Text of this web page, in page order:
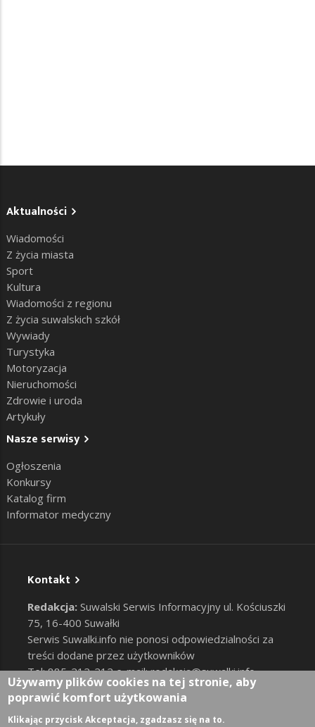
Aktualności
Wiadomości
Z życia miasta
Sport
Kultura
Wiadomości z regionu
Z życia suwalskich szkół
Wywiady
Turystyka
Motoryzacja
Nieruchomości
Zdrowie i uroda
Artykuły
Nasze serwisy
Ogłoszenia
Konkursy
Katalog firm
Informator medyczny
Kontakt
Redakcja: Suwalski Serwis Informacyjny ul. Kościuszki
75, 16-400 Suwałki
Serwis Suwalki.info nie ponosi odpowiedzialności za
treści dodane przez użytkowników
Tel: 885-212-212 e-mail:redakcja@suwalki.info,
reklama@suwalki.info
RODO |Cookies
Zaloguj
Używamy plików cookies na tej stronie, aby
poprawić komfort użytkowania
Klikając przycisk Akceptacja, zgadzasz się na to.